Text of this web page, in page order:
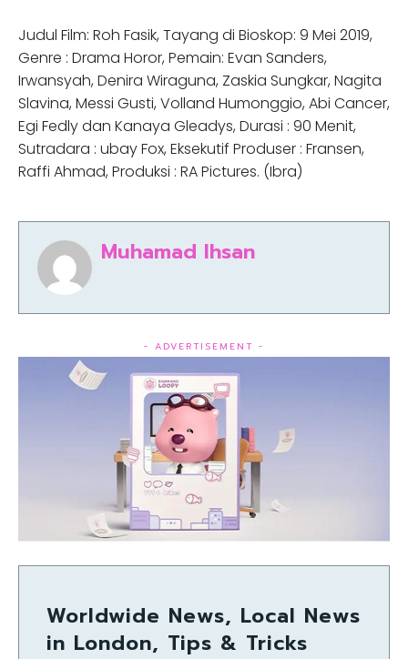
Judul Film: Roh Fasik, Tayang di Bioskop: 9 Mei 2019,
Genre : Drama Horor, Pemain: Evan Sanders,
Irwansyah, Denira Wiraguna, Zaskia Sungkar, Nagita
Slavina, Messi Gusti, Volland Humonggio, Abi Cancer,
Egi Fedly dan Kanaya Gleadys, Durasi : 90 Menit,
Sutradara : ubay Fox, Eksekutif Produser : Fransen,
Raffi Ahmad, Produksi : RA Pictures. (Ibra)
Muhamad Ihsan
- ADVERTISEMENT -
Worldwide News, Local News
in London, Tips & Tricks